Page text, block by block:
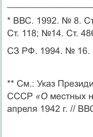
* ВВС. 1992. № 8.
Ст. 118; №14. Ст.
СЗ РФ. 1994. № 16.
** См.: Указ
СССР «Оместных
апреля 1942 г. //